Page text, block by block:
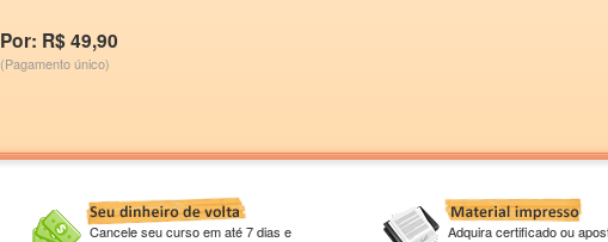
Por: R$ 49,90
(Pagamento único)
Cancele seu curso em até 7 dias e
Adquira certificado ou